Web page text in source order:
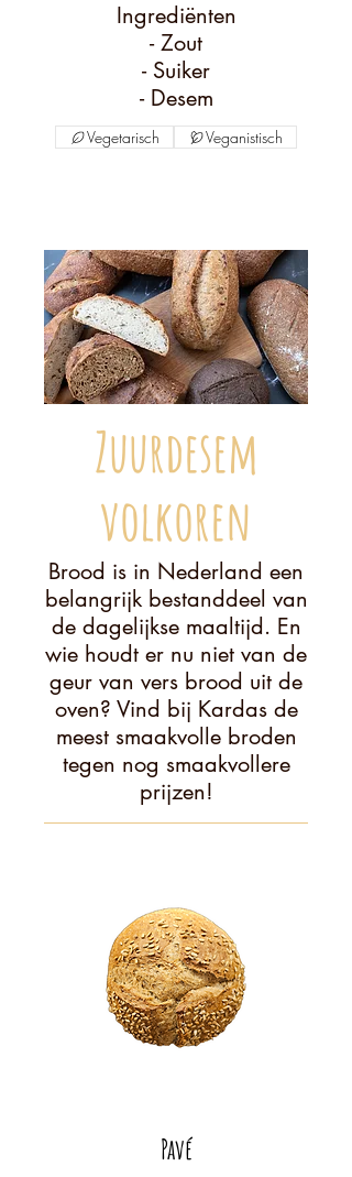
Ingrediënten
- Zout
- Suiker
Vegetarisch Veganistisch
Zuurdesem
volkoren
Brood is in Nederland een
belangrijk bestanddeel van
de dagelijkse maaltijd. En
wie houdt er nu niet van de
geur van vers brood uit de
oven? Vind bij Kardas de
meest smaakvolle broden
tegen nog smaakvollere
prijzen!
Pavé